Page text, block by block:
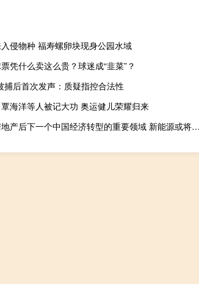
侵物种 福寿螺卵块现身公园水域
凭什么卖这么贵？球迷成“韭菜”？
捕后首次发声：质疑指控合法性
海洋等人被记大功 奥运健儿荣耀归来
刘科：碳中和是房地产后下一个中国经济转型的重要领域 新能源或将挑大梁